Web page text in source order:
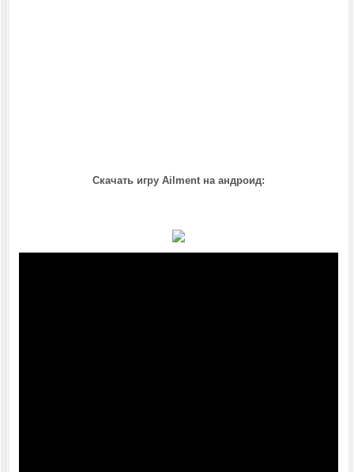
Скачать игру Ailment на андроид: